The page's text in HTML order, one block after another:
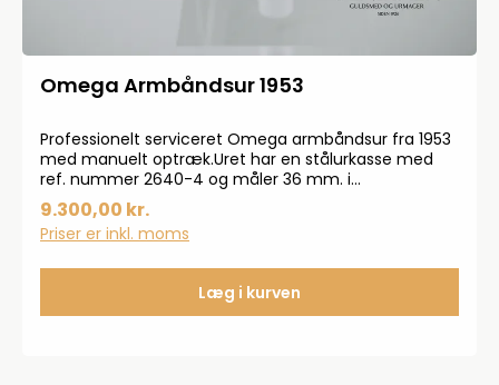
Omega Armbåndsur 1953
Professionelt serviceret Omega armbåndsur fra 1953
med manuelt optræk.Uret har en stålurkasse med
ref. nummer 2640-4 og måler 36 mm. i
diameter.Sort læderrem med originalt Omega-
urspænde.Omega caliber 283 med serienummer
13000195.Modelnr. 2640-4.Uret er serviceret og der
9.300,00 kr.
Priser er inkl. moms
Læg i kurven